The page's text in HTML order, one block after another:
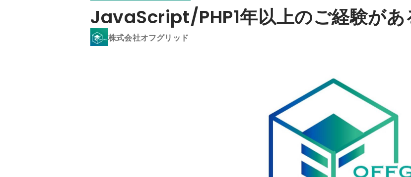
JavaScript/PHP1年以上のご経験があ
株式会社オフグリッド